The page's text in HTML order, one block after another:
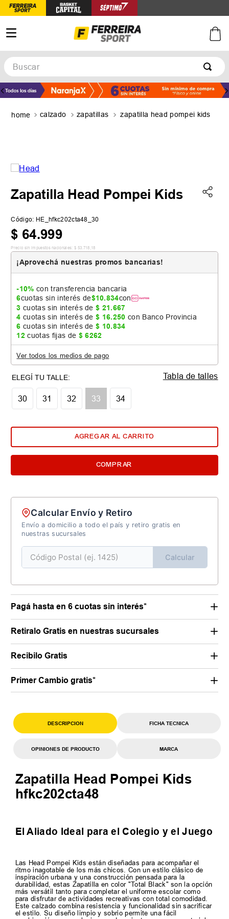
Buscar
calzado zapatillas zapatilla head pompei kids
Zapatilla Head Pompei Kids
Código: HE_hfkc202cta48_30
$ 64.999
Precio sin impuestos nacionales: $ 53 718 18
¡Aprovechá nuestras promos bancarias!
-10% con transferencia bancaria
6cuotas sin interés de$10.834con
3 cuotas sin interés de$ 21.667
4 cuotas sin interés de$ 16.250 con Banco Provincia
6 cuotas sin interés de$ 10.834
12 cuotas fijas de $ 6262
Ver todos los medios de pago
30 31 32 33 34
Tabla de talles
AGREGAR AL CARRITO
COMPRAR
Calcular Envío y Retiro
Envío a domicilio a todo el país y retiro gratis en
nuestras sucursales
Calcular
Pagá hasta en 6 cuotas sin interés*
Retiralo Gratis en nuestras sucursales
Recibilo Gratis
Primer Cambio gratis*
DESCRIPCION FICHA TECNICA
OPINIONES DE PRODUCTO MARCA
Zapatilla Head Pompei Kids
hfkc202cta48
El Aliado Ideal para el Colegio y el Juego
Las Head Pompei Kids están diseñadas para acompañar el
ritmo inagotable de los más chicos. Con un estilo clásico de
inspiración urbana y una construcción pensada para la
durabilidad, estas Zapatilla en color "Total Black" son la opción
más versátil tanto para completar el uniforme escolar como
para disfrutar de actividades recreativas con total comodidad.
Este calzado combina resistencia y funcionalidad sin sacrificar
el estilo. Su diseño limpio y sobrio permite una fácil
TÉRMINOS MÁS BUSCADOS
5. zapatillas adidas